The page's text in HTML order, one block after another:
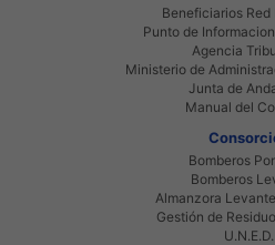
Beneficiarios
Punto de
Agencia
Ministerio de
Junta de
Manual del
Bomberos
Bomberos
Almanzora Levante
Gestión de
U.N.E.D.